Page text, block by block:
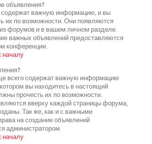
объявления?
содержат важную информацию, и вы
их по возможности. Они появляются
форумов и в вашем личном разделе.
важных объявлений предоставляются
конференции.
началу
всего содержат важную информацию
вы находитесь в настоящий
прочесть их по возможности.
вверху каждой страницы форума,
Так же, как и с важными
на создание объявлений
администратором.
началу